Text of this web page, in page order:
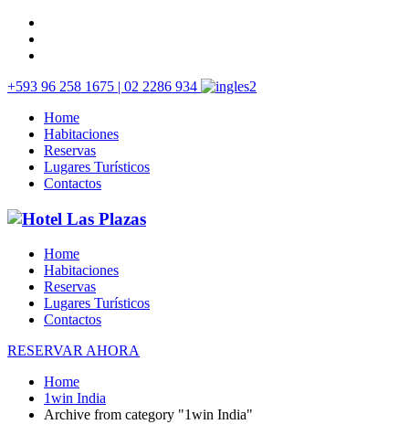
+593 96 258 1675 | 02 2286 934
Home
Habitaciones
Reservas
Lugares Turísticos
Contactos
Home
Habitaciones
Reservas
Lugares Turísticos
Contactos
RESERVAR AHORA
Home
1win India
Archive from category "1win India"